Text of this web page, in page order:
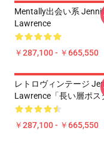
Mentally出会い系
Lawrence
￥287,100 - ￥665,550
レトロヴィンテージ
Lawrence「長い層ポス
￥287,100 - ￥665,550